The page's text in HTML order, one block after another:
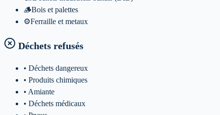
🪵Bois et palettes
⚙️Ferraille et metaux
Déchets refusés
• Déchets dangereux
• Produits chimiques
• Amiante
• Déchets médicaux